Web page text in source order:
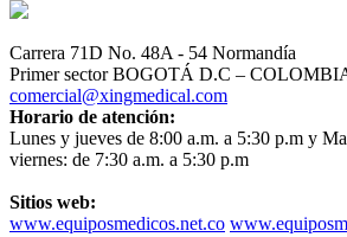
Carrera 71D No. 48A - 54 Normandía
Primer sector BOGOTÁ D.C –
comercial@xingmedical.com
Horario de atención:
Lunes y jueves de 8:00 a.m. a 5:30 p.m y
viernes: de 7:30 a.m. a 5:30 p.m
Sitios web:
www.equiposmedicos.net.co